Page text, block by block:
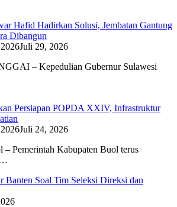
Hafid Hadirkan Solusi, Jembatan Gantung
Dibangun
Juli 29, 2026
– Kepedulian Gubernur Sulawesi
Persiapan POPDA XXIV, Infrastruktur
Juli 24, 2026
Pemerintah Kabupaten Buol terus
Banten Soal Tim Seleksi Direksi dan